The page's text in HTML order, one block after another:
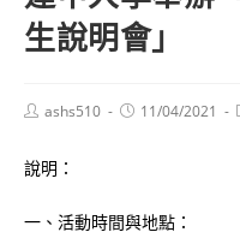
生說明會」
Postashs510
Post11/04/2021
說明：
一、活動時間與地點：